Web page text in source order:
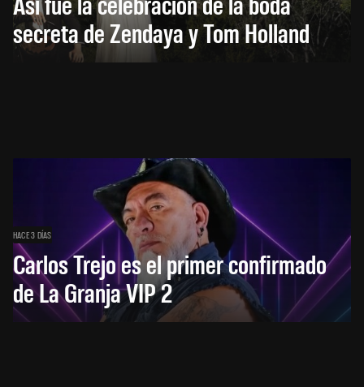
secreta de Zendaya y Tom Holland
HACE 3 DÍAS
Carlos Trejo es el primer confirmado
de La Granja VIP 2